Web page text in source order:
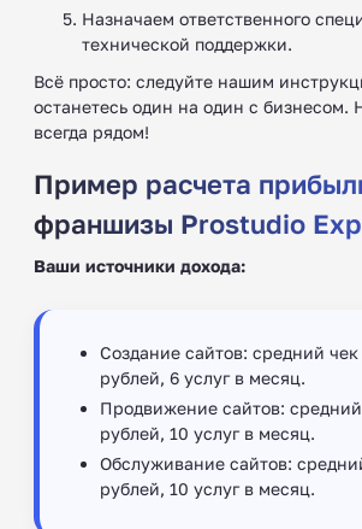
Назначаем ответственного
технической поддержки.
Всё просто: следуйте нашим
останетесь один на один с бизнесом.
всегда рядом!
Пример расчета
франшизы Prostudio
Ваши источники дохода:
Создание сайтов: средний
рублей, 6 услуг в месяц.
Продвижение сайтов:
рублей, 10 услуг в месяц.
Обслуживание сайтов:
рублей, 10 услуг в месяц.